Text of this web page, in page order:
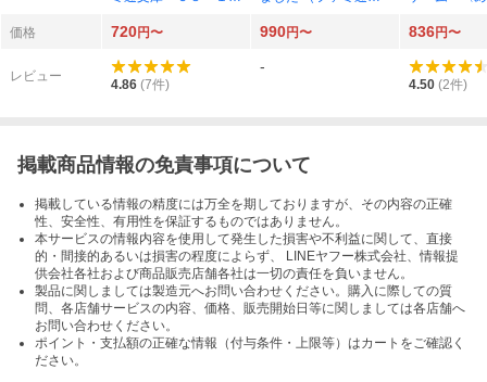
ト／原作 スタジオコ
ると／著
灰庭たま／著
された！犯
通文庫 Ｍ２
１） 田口仙
価格 720円〜 990円〜 836円〜
レビュー
4.86 (7件)
-
4.50 (2件)
掲載商品情報の免責事項について
掲載している情報の精度には万全を期しておりますが、その内容の正確
性、安全性、有用性を保証するものではありません。
本サービスの情報内容を使用して発生した損害や不利益に関して、直接
的・間接的あるいは損害の程度によらず、 LINEヤフー株式会社、情報提
供会社各社および商品販売店舗各社は一切の責任を負いません。
製品に関しましては製造元へお問い合わせください。購入に際しての質
問、各店舗サービスの内容、価格、販売開始日等に関しましては各店舗へ
お問い合わせください。
ポイント・支払額の正確な情報（付与条件・上限等）はカートをご確認く
ださい。